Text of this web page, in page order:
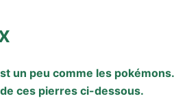
un peu comme les
ces pierres ci-dessous.